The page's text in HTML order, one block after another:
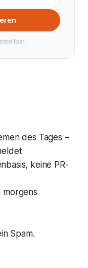
des Tages –
keine PR-
morgens
Spam.